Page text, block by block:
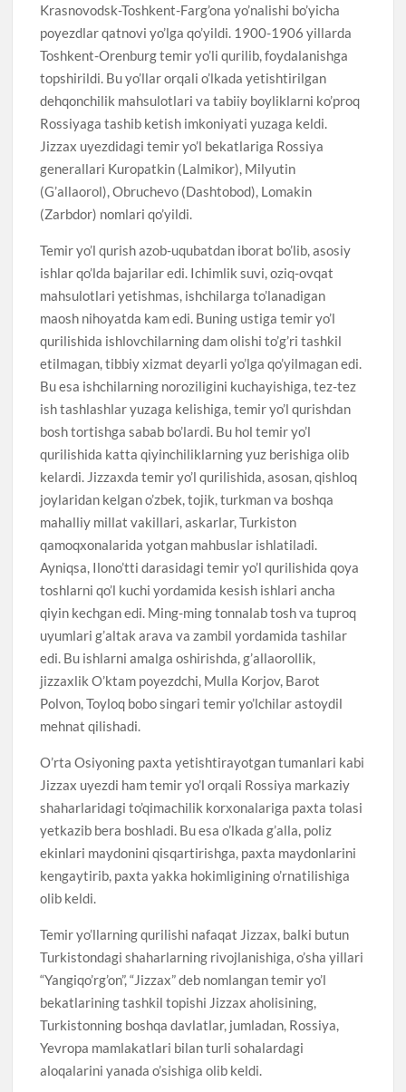
Krasnovodsk-Toshkent-Farg’ona yo’nalishi bo’yicha
poyezdlar qatnovi yo’lga qo’yildi. 1900-1906 yillarda
Toshkent-Orenburg temir yo’li qurilib, foydalanishga
topshirildi. Bu yo’llar orqali o’lkada yetishtirilgan
dehqonchilik mahsulotlari va tabiiy boyliklarni ko’proq
Rossiyaga tashib ketish imkoniyati yuzaga keldi.
Jizzax uyezdidagi temir yo’l bekatlariga Rossiya
generallari Kuropatkin (Lalmikor), Milyutin
(G’allaorol), Obruchevo (Dashtobod), Lomakin
(Zarbdor) nomlari qo’yildi.
Temir yo’l qurish azob-uqubatdan iborat bo’lib, asosiy
ishlar qo’lda bajarilar edi. Ichimlik suvi, oziq-ovqat
mahsulotlari yetishmas, ishchilarga to’lanadigan
maosh nihoyatda kam edi. Buning ustiga temir yo’l
qurilishida ishlovchilarning dam olishi to’g’ri tashkil
etilmagan, tibbiy xizmat deyarli yo’lga qo’yilmagan edi.
Bu esa ishchilarning noroziligini kuchayishiga, tez-tez
ish tashlashlar yuzaga kelishiga, temir yo’l qurishdan
bosh tortishga sabab bo’lardi. Bu hol temir yo’l
qurilishida katta qiyinchiliklarning yuz berishiga olib
kelardi. Jizzaxda temir yo’l qurilishida, asosan, qishloq
joylaridan kelgan o’zbek, tojik, turkman va boshqa
mahalliy millat vakillari, askarlar, Turkiston
qamoqxonalarida yotgan mahbuslar ishlatiladi.
Ayniqsa, Ilono’tti darasidagi temir yo’l qurilishida qoya
toshlarni qo’l kuchi yordamida kesish ishlari ancha
qiyin kechgan edi. Ming-ming tonnalab tosh va tuproq
uyumlari g’altak arava va zambil yordamida tashilar
edi. Bu ishlarni amalga oshirishda, g’allaorollik,
jizzaxlik O’ktam poyezdchi, Mulla Korjov, Barot
Polvon, Toyloq bobo singari temir yo’lchilar astoydil
mehnat qilishadi.
O’rta Osiyoning paxta yetishtirayotgan tumanlari kabi
Jizzax uyezdi ham temir yo’l orqali Rossiya markaziy
shaharlaridagi to’qimachilik korxonalariga paxta tolasi
yetkazib bera boshladi. Bu esa o’lkada g’alla, poliz
ekinlari maydonini qisqartirishga, paxta maydonlarini
kengaytirib, paxta yakka hokimligining o’rnatilishiga
olib keldi.
Temir yo’llarning qurilishi nafaqat Jizzax, balki butun
Turkistondagi shaharlarning rivojlanishiga, o’sha yillari
“Yangiqo’rg’on”, “Jizzax” deb nomlangan temir yo’l
bekatlarining tashkil topishi Jizzax aholisining,
Turkistonning boshqa davlatlar, jumladan, Rossiya,
Yevropa mamlakatlari bilan turli sohalardagi
aloqalarini yanada o’sishiga olib keldi.